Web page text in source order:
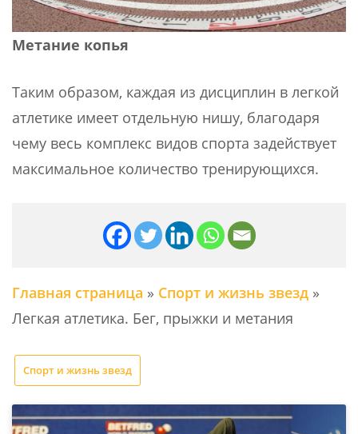
Метание копья
Таким образом, каждая из дисциплин в легкой
атлетике имеет отдельную нишу, благодаря
чему весь комплекс видов спорта задействует
максимальное количество тренирующихся.
Главная страница » Спорт и жизнь звезд »
Легкая атлетика. Бег, прыжки и метания
Спорт и жизнь звезд